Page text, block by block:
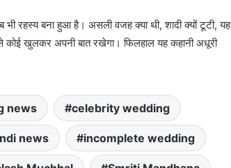
रहस्य बना हुआ है। असली वजह क्या थी, शादी क्यों टूटी, यह
कोई खुलकर अपनी बात रखेगा। फिलहाल यह कहानी अधूरी
news celebrity wedding
news incomplete wedding